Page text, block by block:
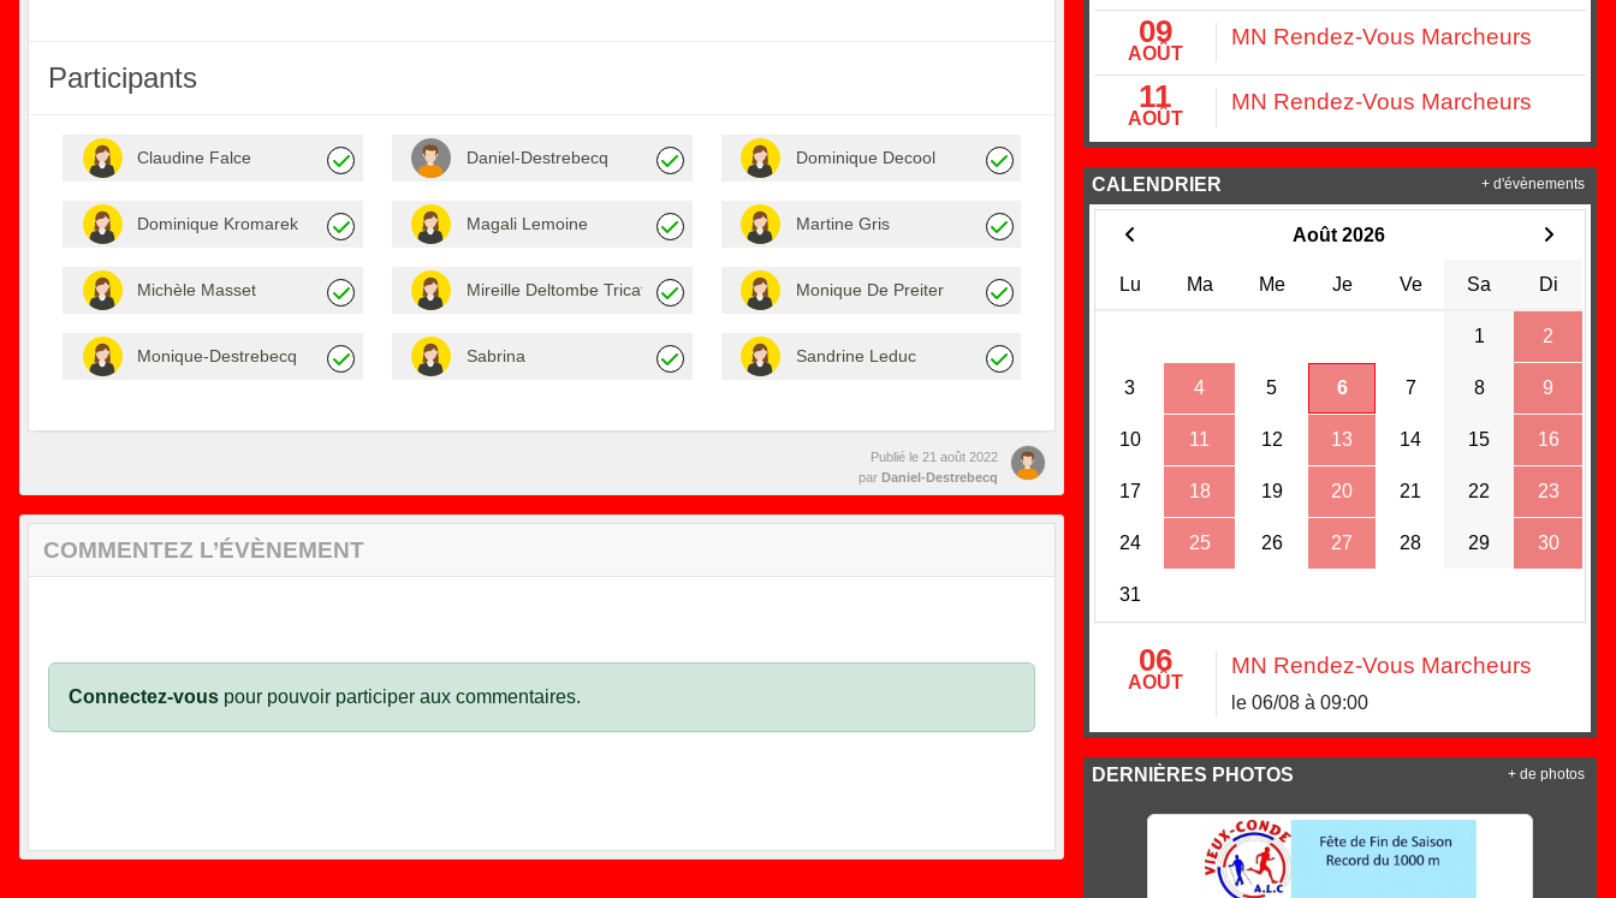
Participants
Claudine Falce Daniel-Destrebecq Dominique Decool
Dominique Kromarek Magali Lemoine Martine Gris
Michèle Masset Mireille Deltombe Tricat Monique De Preiter
Monique-Destrebecq Sabrina Sandrine Leduc
Publié le 21 août 2022
par Daniel-Destrebecq
COMMENTEZ L’ÉVÈNEMENT
Connectez-vous pour pouvoir participer aux commentaires.
09
AOÛT
MN Rendez-Vous Marcheurs
11
AOÛT
MN Rendez-Vous Marcheurs
CALENDRIER
Août 2026
Lu Ma Me Je Ve Sa Di
1 2
3 4 5 6 7 8 9
10 11 12 13 14 15 16
17 18 19 20 21 22 23
24 25 26 27 28 29 30
31
06
AOÛT
MN Rendez-Vous Marcheurs
le 06/08 à 09:00
+ d'évènements
DERNIÈRES PHOTOS + de photos